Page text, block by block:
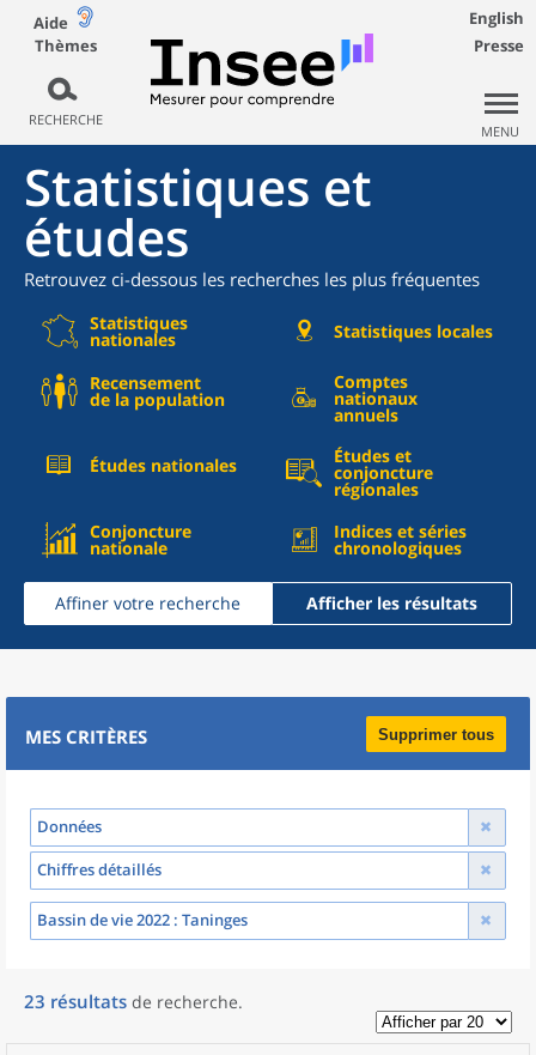
Aide
Thèmes
RECHERCHE
English
Presse
MENU
Statistiques et
études
Retrouvez ci-dessous les recherches les plus fréquentes
Statistiques
nationales Statistiques locales
Recensement
de la population
Comptes
nationaux
annuels
Études nationales Études et
conjoncture
régionales
Conjoncture
nationale
Indices et séries
chronologiques
Affiner votre recherche Afficher les résultats
MES CRITÈRES Supprimer tous
Données
Chiffres détaillés
Bassin de vie 2022 : Taninges
23 résultats de recherche.